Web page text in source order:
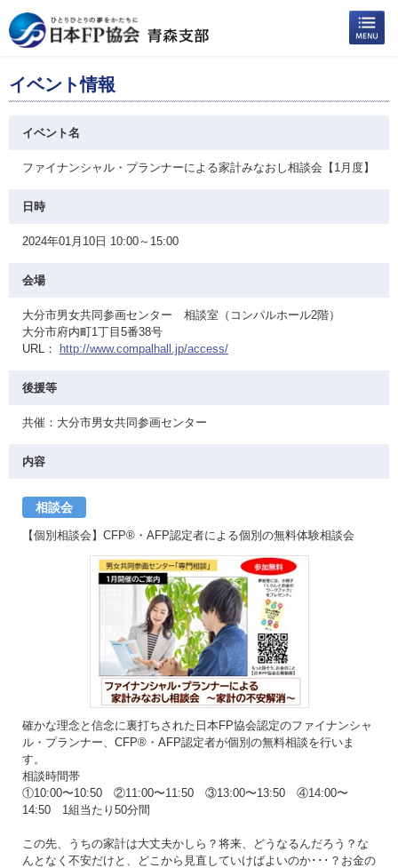
イベント情報
イベント名
ファイナンシャル・プランナーによる家計みなおし相談会【1月度】
日時
2024年01月10日 10:00～15:00
会場
大分市男女共同参画センター 相談室（コンパルホール2階）
大分市府内町1丁目5番38号
URL：
http://www.compalhall.jp/access/
後援等
共催：大分市男女共同参画センター
内容
相談会
【個別相談会】CFP®・AFP認定者による個別の無料体験相談会
確かな理念と信念に裏打ちされた日本FP協会認定のファイナンシャ
ル・プランナー、CFP®・AFP認定者が個別の無料相談を行いま
す。
相談時間帯
①10:00〜10:50 ②11:00〜11:50 ③13:00〜13:50 ④14:00〜
14:50 1組当たり50分間
この先、うちの家計は大丈夫かしら？将来、どうなるんだろう？な
んとなく不安だけと、どこから見直していけばよいのか･･･？お金の